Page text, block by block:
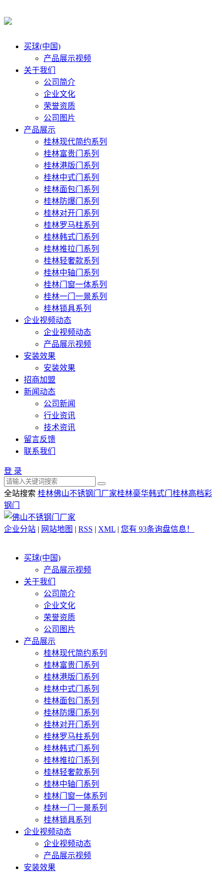
买球(中国)
产品展示视频
关于我们
公司简介
企业文化
荣誉资质
公司图片
产品展示
桂林现代简约系列
桂林富贵门系列
桂林港版门系列
桂林中式门系列
桂林面包门系列
桂林防爆门系列
桂林对开门系列
桂林罗马柱系列
桂林韩式门系列
桂林推拉门系列
桂林轻奢款系列
桂林中轴门系列
桂林门窗一体系列
桂林一门一景系列
桂林锁具系列
企业视频动态
企业视频动态
产品展示视频
安装效果
安装效果
招商加盟
新闻动态
公司新闻
行业资讯
技术资讯
留言反馈
联系我们
登 录
全站搜索 桂林佛山不锈钢门厂家桂林豪华韩式门 桂林高档彩
钢门
企业分站 | 网站地图 | RSS | XML | 您有 93条询盘信息！
买球(中国)
产品展示视频
关于我们
公司简介
企业文化
荣誉资质
公司图片
产品展示
桂林现代简约系列
桂林富贵门系列
桂林港版门系列
桂林中式门系列
桂林面包门系列
桂林防爆门系列
桂林对开门系列
桂林罗马柱系列
桂林韩式门系列
桂林推拉门系列
桂林轻奢款系列
桂林中轴门系列
桂林门窗一体系列
桂林一门一景系列
桂林锁具系列
企业视频动态
企业视频动态
产品展示视频
安装效果